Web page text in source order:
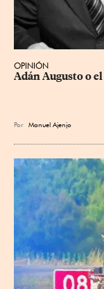
OPINIÓN
Adán Augusto o
Por Manuel Ajenjo